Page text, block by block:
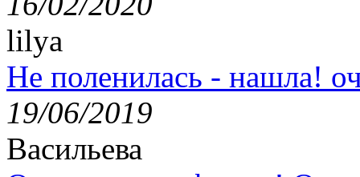
lilya
Не поленилась - нашла!
19/06/2019
Васильева